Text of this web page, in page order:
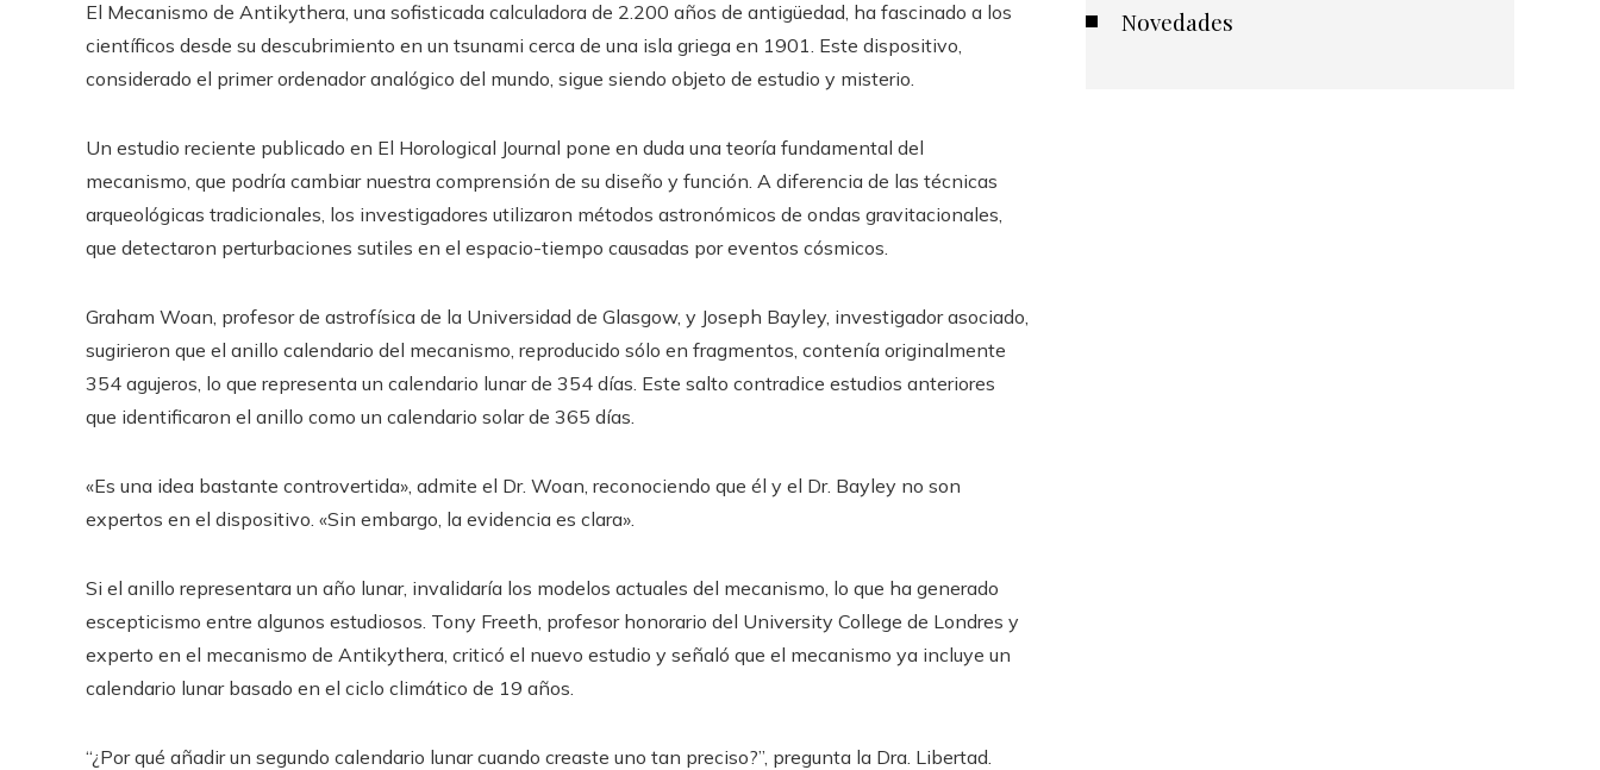
El Mecanismo de Antikythera, una sofisticada calculadora de 2.200 años de antigüedad, ha fascinado a los
científicos desde su descubrimiento en un tsunami cerca de una isla griega en 1901. Este dispositivo,
considerado el primer ordenador analógico del mundo, sigue siendo objeto de estudio y misterio.
Un estudio reciente publicado en El Horological Journal pone en duda una teoría fundamental del
mecanismo, que podría cambiar nuestra comprensión de su diseño y función. A diferencia de las técnicas
arqueológicas tradicionales, los investigadores utilizaron métodos astronómicos de ondas gravitacionales,
que detectaron perturbaciones sutiles en el espacio-tiempo causadas por eventos cósmicos.
Graham Woan, profesor de astrofísica de la Universidad de Glasgow, y Joseph Bayley, investigador asociado,
sugirieron que el anillo calendario del mecanismo, reproducido sólo en fragmentos, contenía originalmente
354 agujeros, lo que representa un calendario lunar de 354 días. Este salto contradice estudios anteriores
que identificaron el anillo como un calendario solar de 365 días.
«Es una idea bastante controvertida», admite el Dr. Woan, reconociendo que él y el Dr. Bayley no son
expertos en el dispositivo. «Sin embargo, la evidencia es clara».
Si el anillo representara un año lunar, invalidaría los modelos actuales del mecanismo, lo que ha generado
escepticismo entre algunos estudiosos. Tony Freeth, profesor honorario del University College de Londres y
experto en el mecanismo de Antikythera, criticó el nuevo estudio y señaló que el mecanismo ya incluye un
calendario lunar basado en el ciclo climático de 19 años.
“¿Por qué añadir un segundo calendario lunar cuando creaste uno tan preciso?”, pregunta la Dra. Libertad.
Novedades